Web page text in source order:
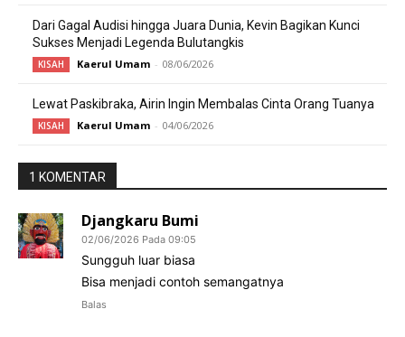
Dari Gagal Audisi hingga Juara Dunia, Kevin Bagikan Kunci
Sukses Menjadi Legenda Bulutangkis
KISAH Kaerul Umam - 08/06/2026
Lewat Paskibraka, Airin Ingin Membalas Cinta Orang Tuanya
KISAH Kaerul Umam - 04/06/2026
1 KOMENTAR
Djangkaru Bumi
02/06/2026 Pada 09:05
Sungguh luar biasa
Bisa menjadi contoh semangatnya
Balas